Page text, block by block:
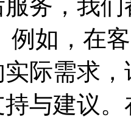
服务，我
例如，在
际需求
与建议